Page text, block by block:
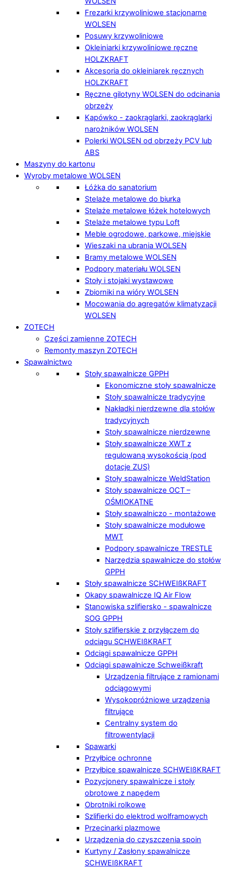
Frezarki krzywoliniowe stacjonarne
WOLSEN
Posuwy krzywoliniowe
Okleiniarki krzywoliniowe ręczne
HOLZKRAFT
Akcesoria do okleiniarek ręcznych
HOLZKRAFT
Ręczne gilotyny WOLSEN do odcinania
obrzeży
Kapówko - zaokrąglarki, zaokrąglarki
narożników WOLSEN
Polerki WOLSEN od obrzeży PCV lub
ABS
Maszyny do kartonu
Wyroby metalowe WOLSEN
Łóżka do sanatorium
Stelaże metalowe do biurka
Stelaże metalowe łóżek hotelowych
Stelaże metalowe typu Loft
Meble ogrodowe, parkowe, miejskie
Wieszaki na ubrania WOLSEN
Bramy metalowe WOLSEN
Podpory materiału WOLSEN
Stoły i stojaki wystawowe
Zbiorniki na wióry WOLSEN
Mocowania do agregatów klimatyzacji
WOLSEN
ZOTECH
Części zamienne ZOTECH
Remonty maszyn ZOTECH
Spawalnictwo
Stoły spawalnicze GPPH
Ekonomiczne stoły spawalnicze
Stoły spawalnicze tradycyjne
Nakładki nierdzewne dla stołów
tradycyjnych
Stoły spawalnicze nierdzewne
Stoły spawalnicze XWT z
regulowaną wysokością (pod
dotacje ZUS)
Stoły spawalnicze WeldStation
Stoły spawalnicze OCT –
OŚMIOKĄTNE
Stoły spawalniczo - montażowe
Stoły spawalnicze modułowe
MWT
Podpory spawalnicze TRESTLE
Narzędzia spawalnicze do stołów
GPPH
Stoły spawalnicze SCHWEIßKRAFT
Okapy spawalnicze IQ Air Flow
Stanowiska szlifiersko - spawalnicze
SOG GPPH
Stoły szlifierskie z przyłączem do
odciągu SCHWEIßKRAFT
Odciągi spawalnicze GPPH
Odciągi spawalnicze Schweißkraft
Urządzenia filtrujące z ramionami
odciągowymi
Wysokopróżniowe urządzenia
filtrujące
Centralny system do
filtrowentylacji
Spawarki
Przyłbice ochronne
Przyłbice spawalnicze SCHWEIßKRAFT
Pozycjonery spawalnicze i stoły
obrotowe z napędem
Obrotniki rolkowe
Szlifierki do elektrod wolframowych
Przecinarki plazmowe
Urządzenia do czyszczenia spoin
Kurtyny / Zasłony spawalnicze
SCHWEIßKRAFT